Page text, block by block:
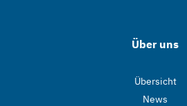
Über uns
Übersicht
News